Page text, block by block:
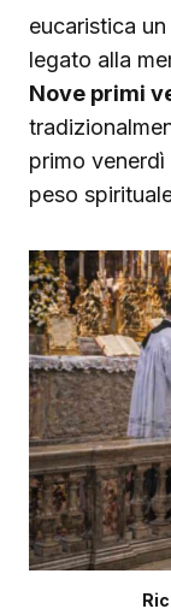
eucaristica
legato alla
Nove primi
primo
peso